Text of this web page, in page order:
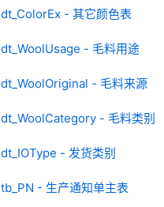
dt_ColorEx - 其它颜色表
dt_WoolUsage - 毛料用途
dt_WoolOriginal - 毛料来源
dt_WoolCategory - 毛料类别
dt_IOType - 发货类别
tb_PN - 生产通知单主表